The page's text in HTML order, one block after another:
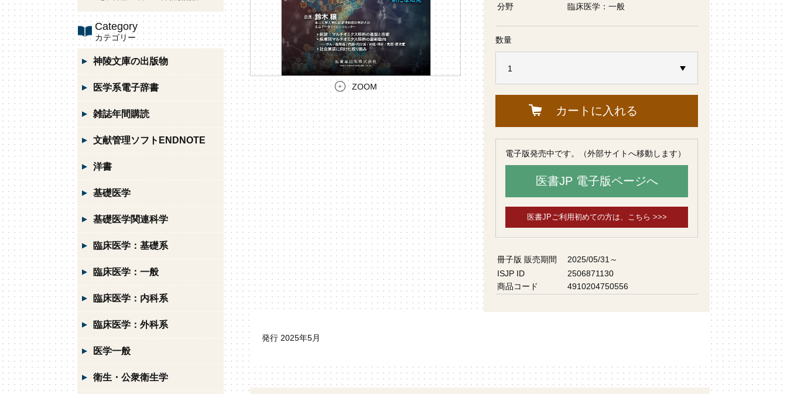
ZOOM
分野 臨床医学：一般
数量
カートに入れる
電子版発売中です。（外部サイトへ移動します）
医書JP 電子版ページへ
医書JPご利用初めての方は、こちら >>>
冊子版 販売期間
2025/05/31～
ISJP ID
2506871130
商品コード
4910204750556
発行 2025年5月
Category
カテゴリー
神陵文庫の出版物
医学系電子辞書
雑誌年間購読
文献管理ソフトENDNOTE
洋書
基礎医学
基礎医学関連科学
臨床医学：基礎系
臨床医学：一般
臨床医学：内科系
臨床医学：外科系
医学一般
衛生・公衆衛生学